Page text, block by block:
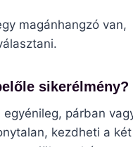
magánhangzó van,
sikerélmény?
párban
kezdheti a két